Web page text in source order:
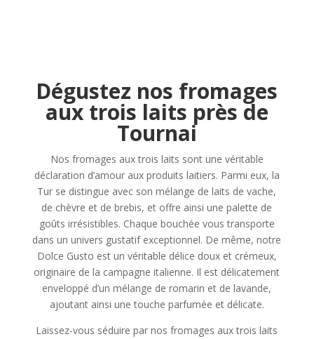
Dégustez nos fromages
aux trois laits près de
Tournai
Nos fromages aux trois laits sont une véritable
déclaration d’amour aux produits laitiers. Parmi eux, la
Tur se distingue avec son mélange de laits de vache,
de chèvre et de brebis, et offre ainsi une palette de
goûts irrésistibles. Chaque bouchée vous transporte
dans un univers gustatif exceptionnel. De même, notre
Dolce Gusto est un véritable délice doux et crémeux,
originaire de la campagne italienne. Il est délicatement
enveloppé d’un mélange de romarin et de lavande,
ajoutant ainsi une touche parfumée et délicate.
Laissez-vous séduire par nos fromages aux trois laits